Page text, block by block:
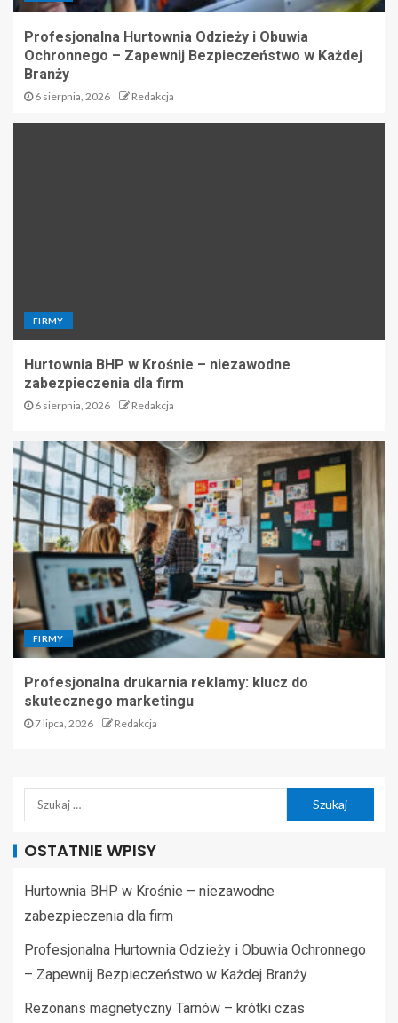
Profesjonalna Hurtownia Odzieży i Obuwia
Ochronnego – Zapewnij Bezpieczeństwo w Każdej
Branży
6 sierpnia, 2026 Redakcja
FIRMY
Hurtownia BHP w Krośnie – niezawodne
zabezpieczenia dla firm
6 sierpnia, 2026 Redakcja
FIRMY
Profesjonalna drukarnia reklamy: klucz do
skutecznego marketingu
7 lipca, 2026 Redakcja
OSTATNIE WPISY
Hurtownia BHP w Krośnie – niezawodne
zabezpieczenia dla firm
Profesjonalna Hurtownia Odzieży i Obuwia Ochronnego
– Zapewnij Bezpieczeństwo w Każdej Branży
Rezonans magnetyczny Tarnów – krótki czas